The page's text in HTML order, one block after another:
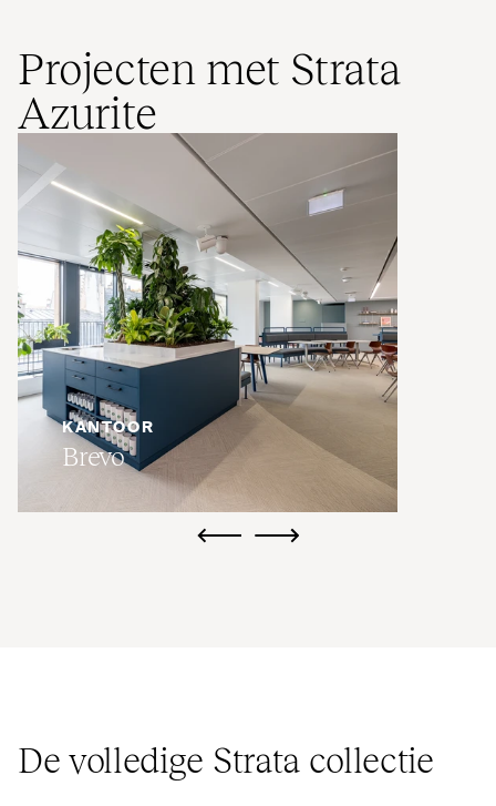
Projecten met Strata
Azurite
KANTOOR
Brevo
ui.previousui.next
De volledige Strata collectie